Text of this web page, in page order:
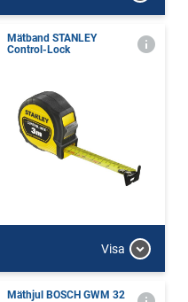
Mätband STANLEY
Control-Lock
Visa
Mäthjul BOSCH GWM 32